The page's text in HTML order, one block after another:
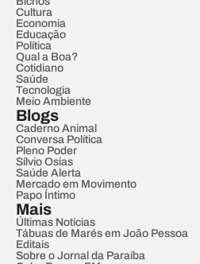
Cultura
Economia
Educação
Política
Qual a Boa?
Cotidiano
Saúde
Tecnologia
Meio Ambiente
Blogs
Caderno Animal
Conversa Política
Pleno Poder
Sílvio Osias
Saúde Alerta
Mercado em Movimento
Papo Íntimo
Mais
Últimas Notícias
Tábuas de Marés em João Pessoa
Editais
Sobre o Jornal da Paraíba